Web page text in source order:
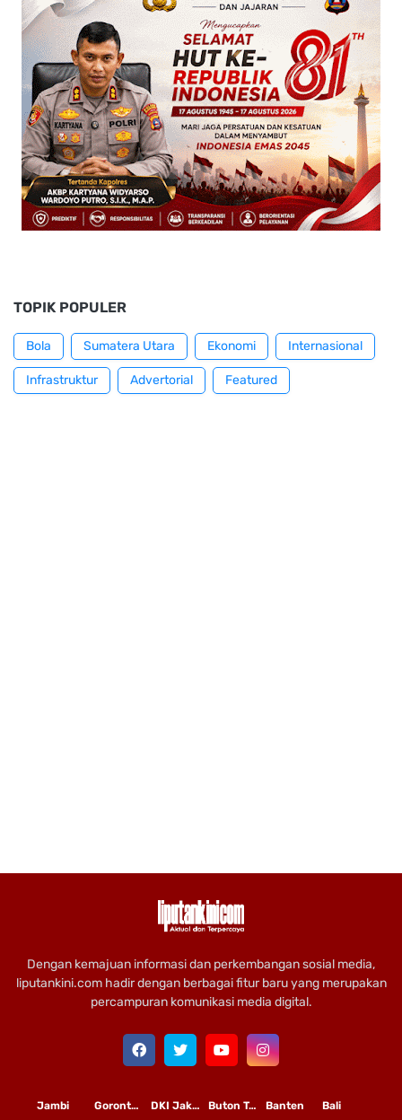
TOPIK POPULER
Bola Sumatera Utara Ekonomi Internasional
Infrastruktur Advertorial Featured
Dengan kemajuan informasi dan perkembangan sosial media,
liputankini.com hadir dengan berbagai fitur baru yang merupakan
percampuran komunikasi media digital.
Bali
Banten
Buton Tengah
DKI Jakarta
Gorontalo
Jambi